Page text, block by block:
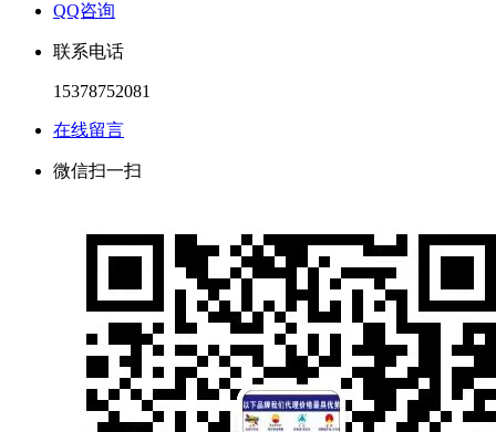
QQ咨询
联系电话
15378752081
在线留言
微信扫一扫